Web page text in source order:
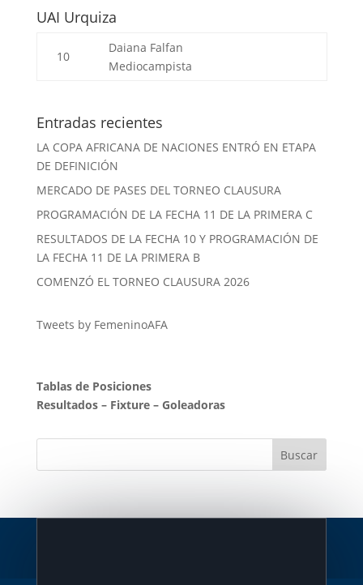
UAI Urquiza
10
Daiana Falfan
Mediocampista
Entradas recientes
LA COPA AFRICANA DE NACIONES ENTRÓ EN ETAPA
DE DEFINICIÓN
MERCADO DE PASES DEL TORNEO CLAUSURA
PROGRAMACIÓN DE LA FECHA 11 DE LA PRIMERA C
RESULTADOS DE LA FECHA 10 Y PROGRAMACIÓN DE
LA FECHA 11 DE LA PRIMERA B
COMENZÓ EL TORNEO CLAUSURA 2026
Tweets by FemeninoAFA
Tablas de Posiciones
Resultados– Fixture– Goleadoras